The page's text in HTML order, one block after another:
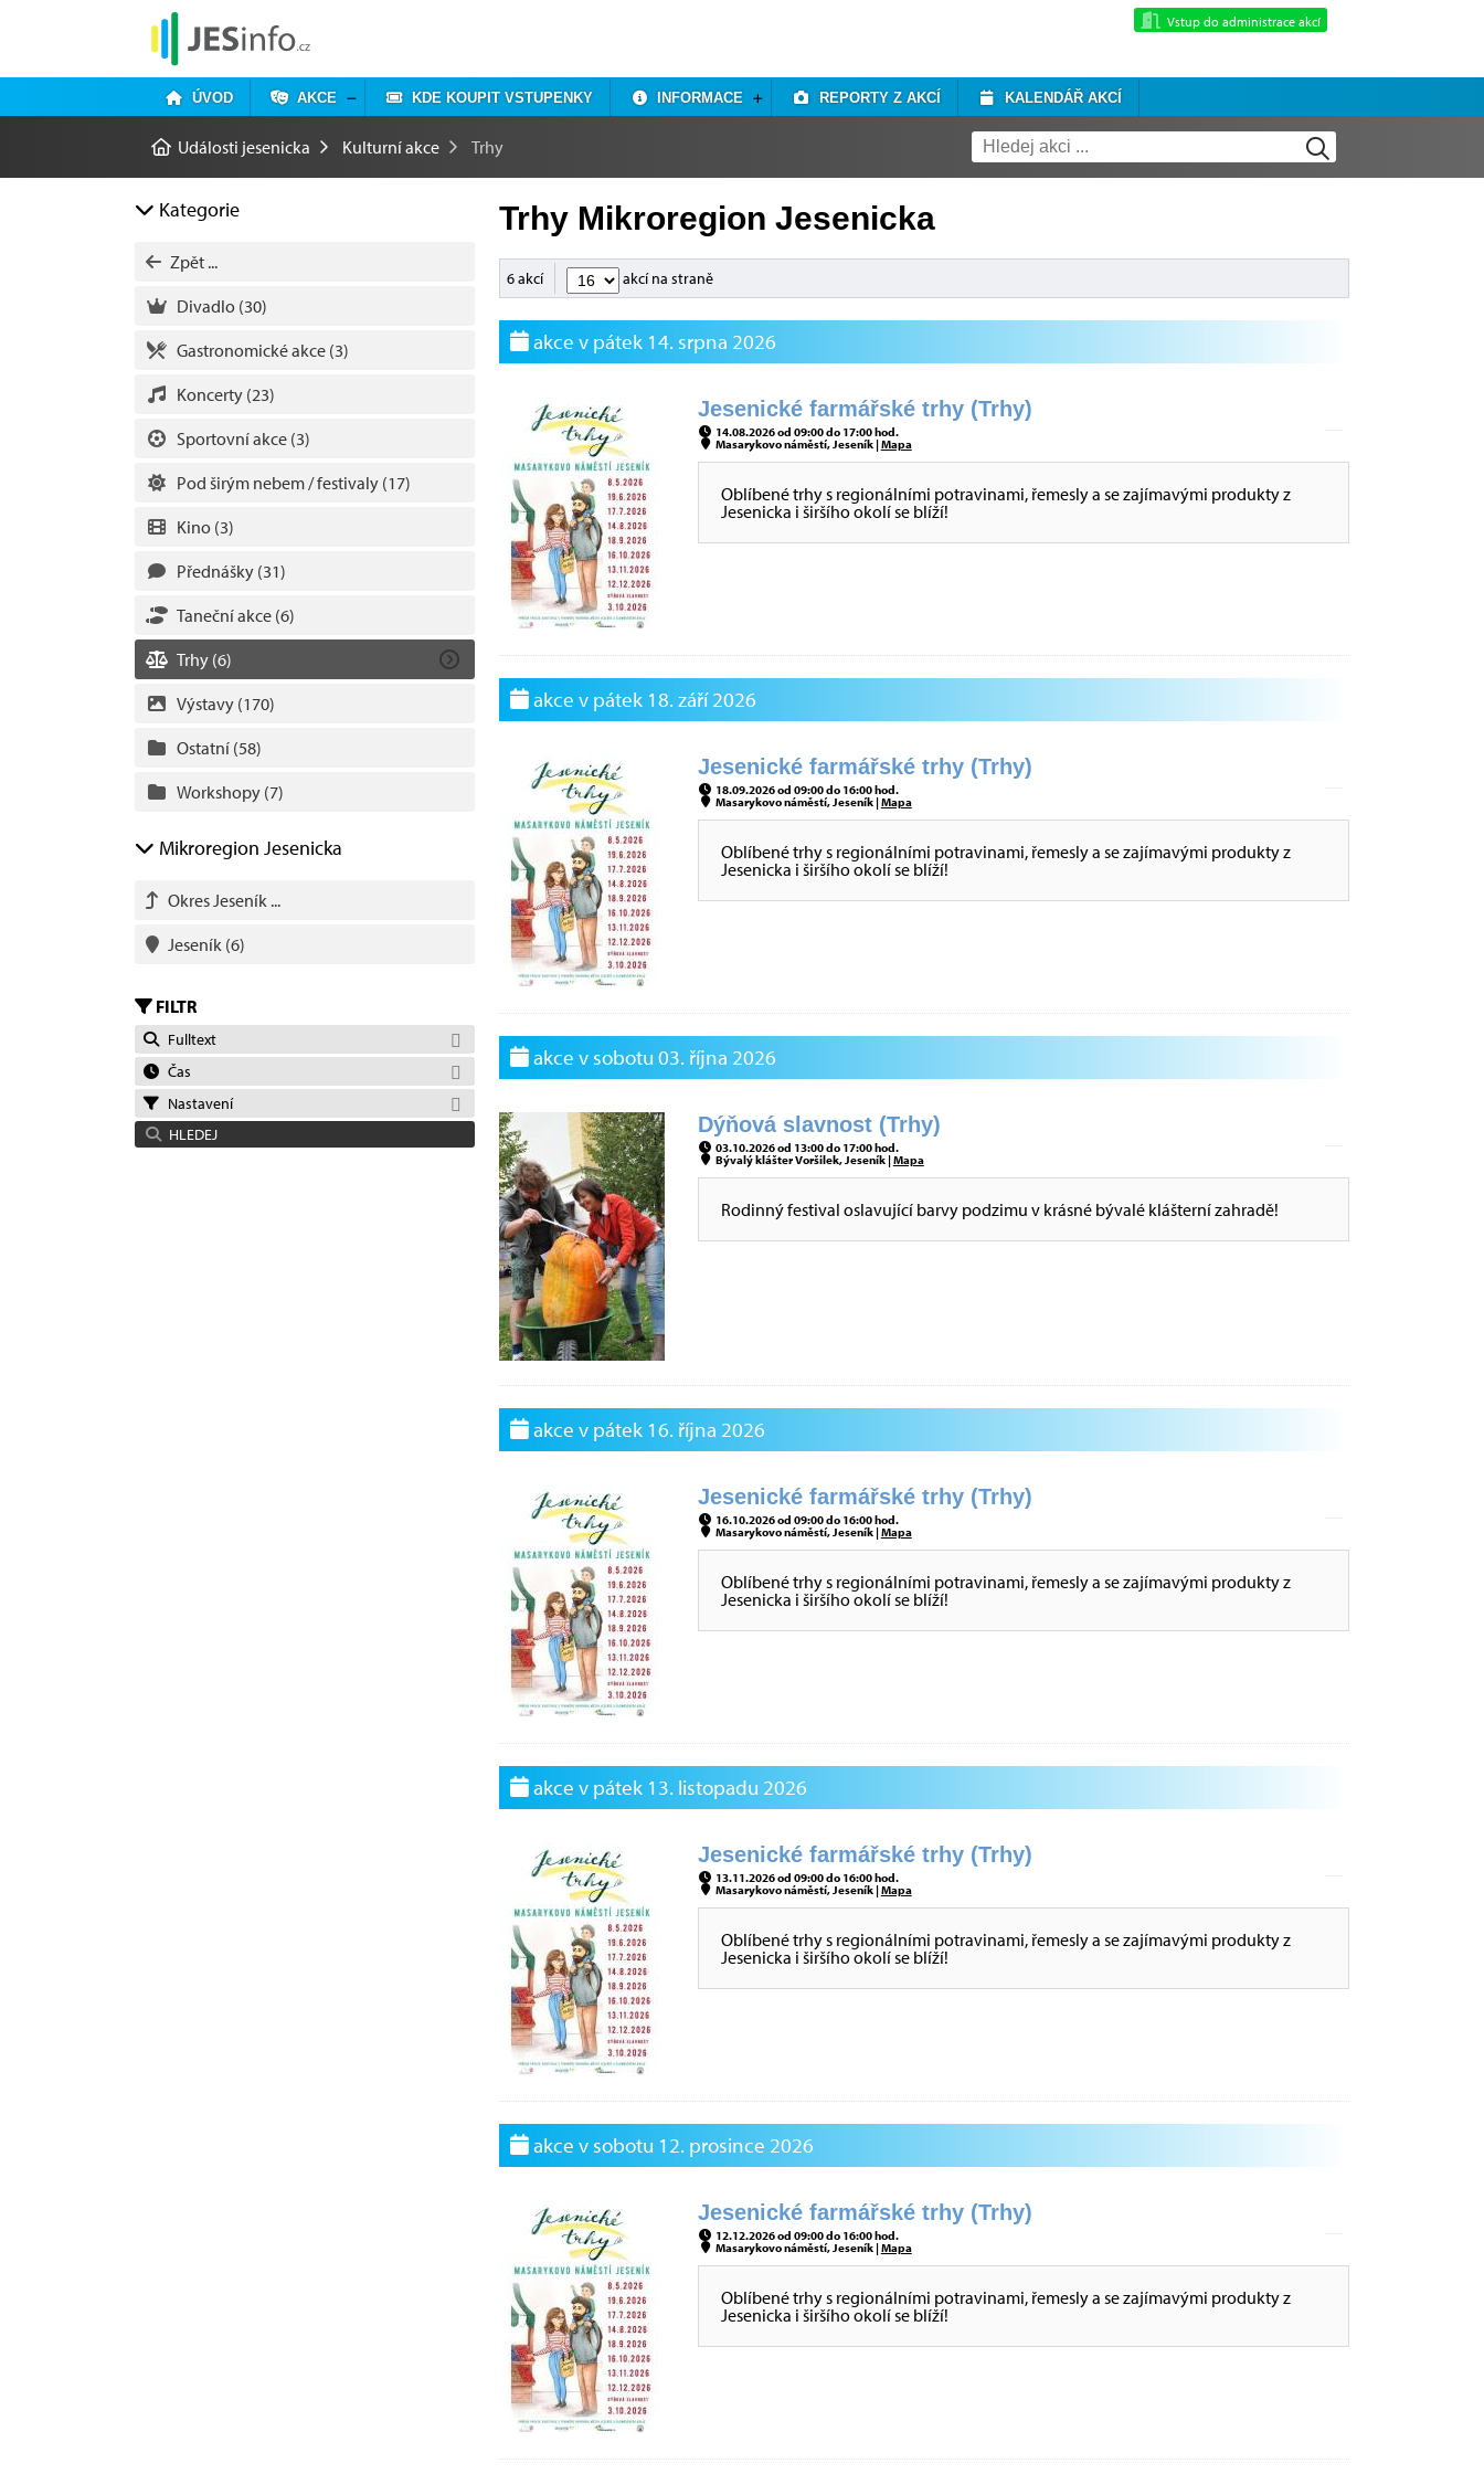
Vstup do administrace akcí
ÚVOD AKCE KDE KOUPIT VSTUPENKY INFORMACE REPORTY Z AKCÍ KALENDÁŘ AKCÍ
Události jesenicka Kulturní akce Trhy
Kategorie
Zpět ...
Divadlo (30)
Gastronomické akce (3)
Koncerty (23)
Sportovní akce (3)
Pod širým nebem / festivaly (17)
Kino (3)
Přednášky (31)
Taneční akce (6)
Trhy (6)
Výstavy (170)
Ostatní (58)
Workshopy (7)
Mikroregion Jesenicka
Okres Jeseník ...
Jeseník (6)
FILTR
Fulltext
Čas
Nastavení
HLEDEJ
Trhy Mikroregion Jesenicka
6 akcí akcí na straně
akce v pátek 14. srpna 2026
Jesenické farmářské trhy (Trhy)
14.08.2026 od 09:00 do 17:00 hod.
Masarykovo náměstí, Jeseník |Mapa
Oblíbené trhy s regionálními potravinami, řemesly a se zajímavými produkty z
Jesenicka i širšího okolí se blíží!
akce v pátek 18. září 2026
Jesenické farmářské trhy (Trhy)
18.09.2026 od 09:00 do 16:00 hod.
Masarykovo náměstí, Jeseník |Mapa
Oblíbené trhy s regionálními potravinami, řemesly a se zajímavými produkty z
Jesenicka i širšího okolí se blíží!
akce v sobotu 03. října 2026
Dýňová slavnost (Trhy)
03.10.2026 od 13:00 do 17:00 hod.
Bývalý klášter Voršilek, Jeseník |Mapa
Rodinný festival oslavující barvy podzimu v krásné bývalé klášterní zahradě!
akce v pátek 16. října 2026
Jesenické farmářské trhy (Trhy)
16.10.2026 od 09:00 do 16:00 hod.
Masarykovo náměstí, Jeseník |Mapa
Oblíbené trhy s regionálními potravinami, řemesly a se zajímavými produkty z
Jesenicka i širšího okolí se blíží!
akce v pátek 13. listopadu 2026
Jesenické farmářské trhy (Trhy)
13.11.2026 od 09:00 do 16:00 hod.
Masarykovo náměstí, Jeseník |Mapa
Oblíbené trhy s regionálními potravinami, řemesly a se zajímavými produkty z
Jesenicka i širšího okolí se blíží!
akce v sobotu 12. prosince 2026
Jesenické farmářské trhy (Trhy)
12.12.2026 od 09:00 do 16:00 hod.
Masarykovo náměstí, Jeseník |Mapa
Oblíbené trhy s regionálními potravinami, řemesly a se zajímavými produkty z
Jesenicka i širšího okolí se blíží!